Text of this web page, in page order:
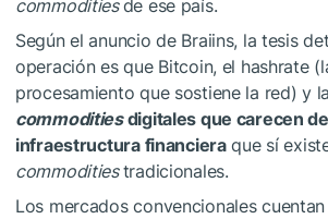
commoditiesde ese país.
Según el anuncio de Braiins, la tesis
operación es que Bitcoin, el hashrate
procesamiento que sostiene la red) y
commoditiesdigitales que carecen
infraestructura financieraque sí
commoditiestradicionales.
Los mercados convencionales